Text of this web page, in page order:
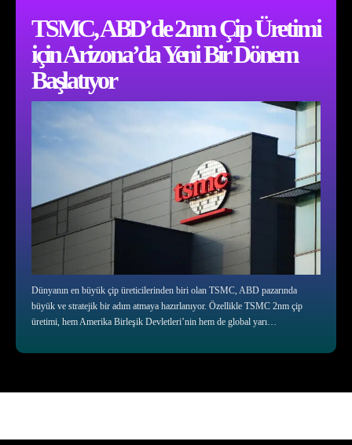
TSMC, ABD’de 2nm Çip Üretimi
için Arizona’da Yeni Bir Dönem
Başlatıyor
Dünyanın en büyük çip üreticilerinden biri olan TSMC, ABD pazarında
büyük ve stratejik bir adım atmaya hazırlanıyor. Özellikle TSMC 2nm çip
üretimi, hem Amerika Birleşik Devletleri’nin hem de global yarı…